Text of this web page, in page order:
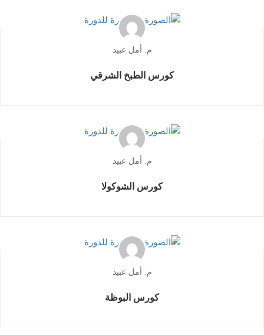
م. أمل عبيد
كورس الطبخ الشرقي
م. أمل عبيد
كورس الشوكولا
م. أمل عبيد
كورس البوظة